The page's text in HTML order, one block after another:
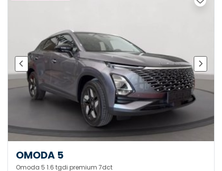
OMODA 5
Omoda 5 1.6 tgdi premium 7dct